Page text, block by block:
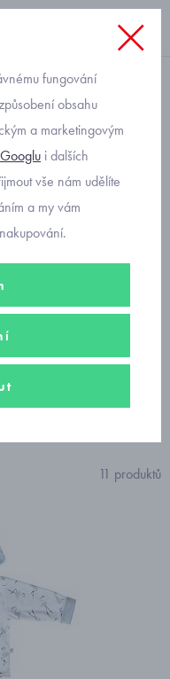
šatníků miminek. V nabídce
11 produktů
fungování
obsahu
a marketingovým
Googlu i dalších
vše nám udělíte
a my vám